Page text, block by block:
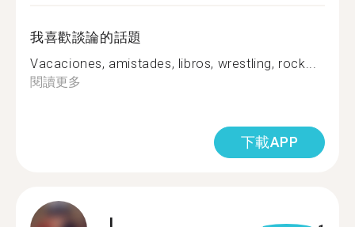
我喜歡談論的話題
Vacaciones, amistades, libros, wrestling, rock...
閱讀更多
下載APP